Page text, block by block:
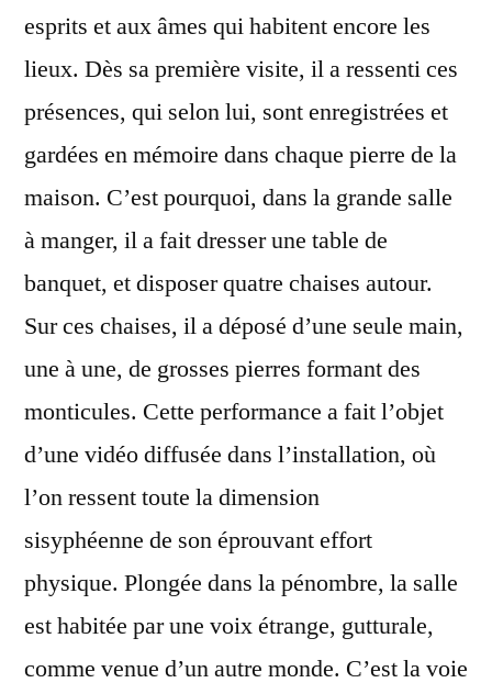
esprits et aux âmes qui habitent encore les
lieux. Dès sa première visite, il a ressenti ces
présences, qui selon lui, sont enregistrées et
gardées en mémoire dans chaque pierre de la
maison. C’est pourquoi, dans la grande salle
à manger, il a fait dresser une table de
banquet, et disposer quatre chaises autour.
Sur ces chaises, il a déposé d’une seule main,
une à une, de grosses pierres formant des
monticules. Cette performance a fait l’objet
d’une vidéo diffusée dans l’installation, où
l’on ressent toute la dimension
sisyphéenne de son éprouvant effort
physique. Plongée dans la pénombre, la salle
est habitée par une voix étrange, gutturale,
comme venue d’un autre monde. C’est la voie